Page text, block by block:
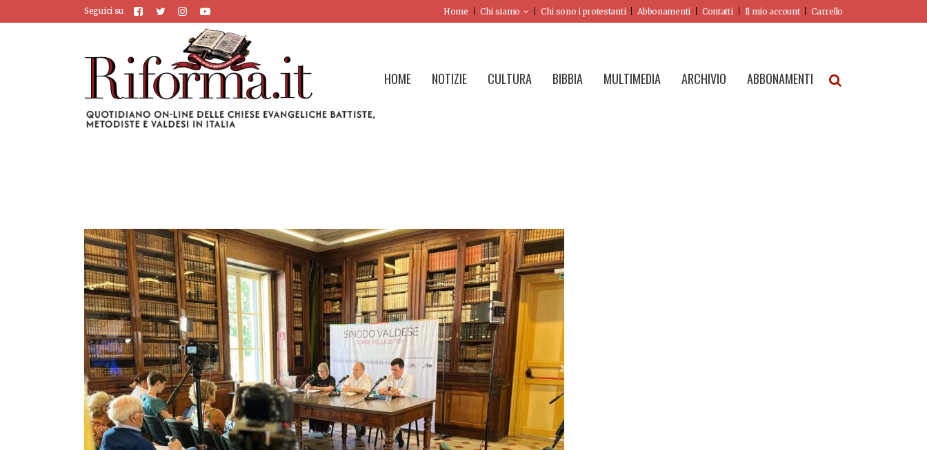
Seguici su Home Chi siamo Chi sono i protestanti Abbonamenti Contatti Il mio account Carrello
HOME NOTIZIE CULTURA BIBBIA MULTIMEDIA ARCHIVIO ABBONAMENTI